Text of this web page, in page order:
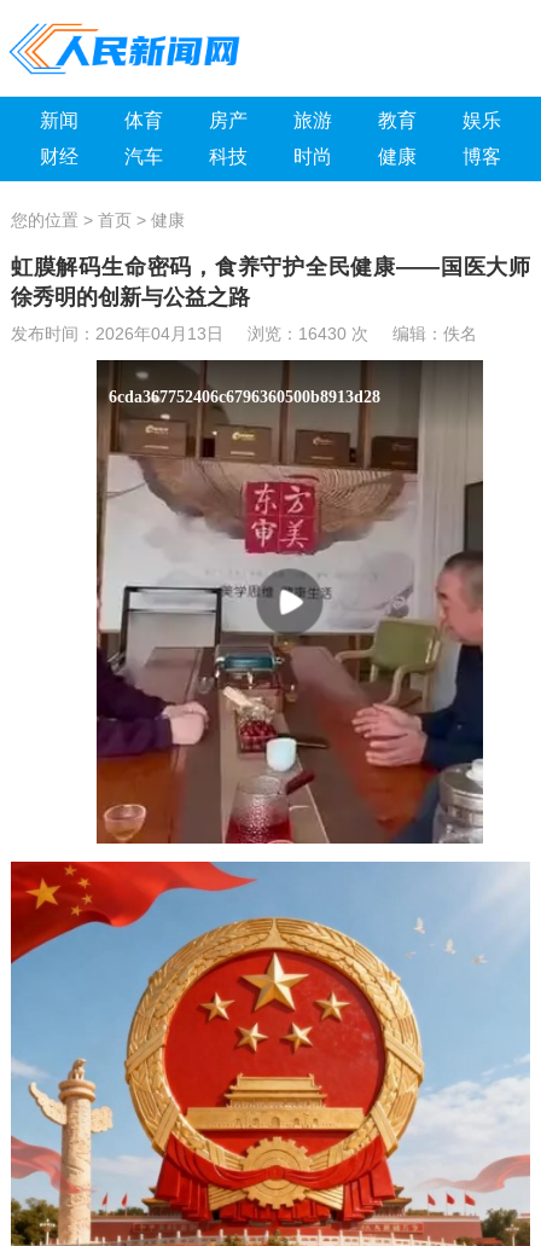
新闻 体育 房产 旅游 教育
娱乐
财经
汽车 科技 时尚 健康 博客
您的位置 > 首页> 健康
虹膜解码生命密码，食养守护全民健康——国医大师
徐秀明的创新与公益之路
发布时间：2026年04月13日 浏览： 16430 次 编辑：佚名